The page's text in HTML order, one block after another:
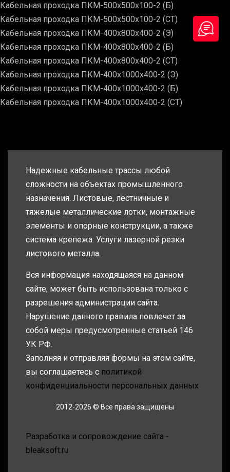
Кабельная проходка ПКМ-500х500х100-2 (Б)
Кабельная проходка ПКМ-500х500х100-2 (СТ)
Кабельная проходка ПКМ-400х800х400-2 (Э)
Кабельная проходка ПКМ-400х800х400-2 (Б)
Кабельная проходка ПКМ-400х800х400-2 (СТ)
Кабельная проходка ПКМ-400х1000х400-2 (Э)
Кабельная проходка ПКМ-400х1000х400-2 (Б)
Кабельная проходка ПКМ-400х1000х400-2 (СТ)
Надежные кабельные трассы любой
сложности на объектах промышленного
назначения. Листовые, лестничные и
тяжелые металлические лотки, монтажные
элементы и опорные конструкции, а также
система крепежа. Услуги лазерной резки
листового металла.
Вся информация находящаяся на данном
сайте, может быть использована только с
разрешения администрации сайта.
Нарушение данного правила повлечет за
собой меры предусмотренные статьей 146
УК РФ.
Заполняя и отправляя формы на этом сайте,
вы соглашаетесь с политикой
конфиденциальности персональных данных
2012-2026 © Все права защищены
Разработка и сопровождение сайта -
bleaksoft.ru